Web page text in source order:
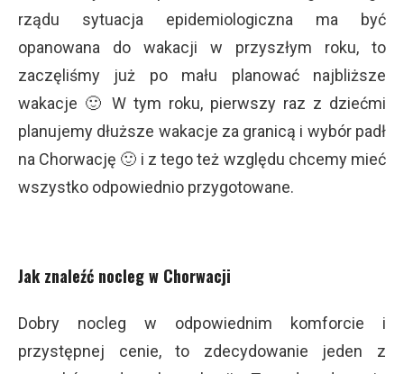
rządu sytuacja epidemiologiczna ma być
opanowana do wakacji w przyszłym roku, to
zaczęliśmy już po mału planować najbliższe
wakacje 🙂 W tym roku, pierwszy raz z dziećmi
planujemy dłuższe wakacje za granicą i wybór padł
na Chorwację 🙂 i z tego też względu chcemy mieć
wszystko odpowiednio przygotowane.
Jak znaleźć nocleg w Chorwacji
Dobry nocleg w odpowiednim komforcie i
przystępnej cenie, to zdecydowanie jeden z